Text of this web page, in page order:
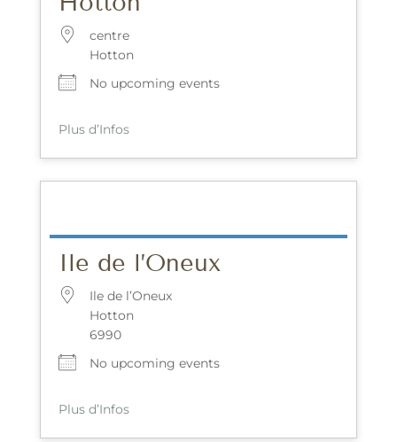
centre
Hotton
No upcoming events
Plus d’Infos
Ile de l’Oneux
Ile de l’Oneux
Hotton
6990
No upcoming events
Plus d’Infos